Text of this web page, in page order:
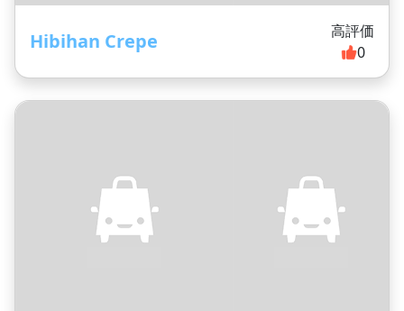
Hibihan Crepe
高評価
0